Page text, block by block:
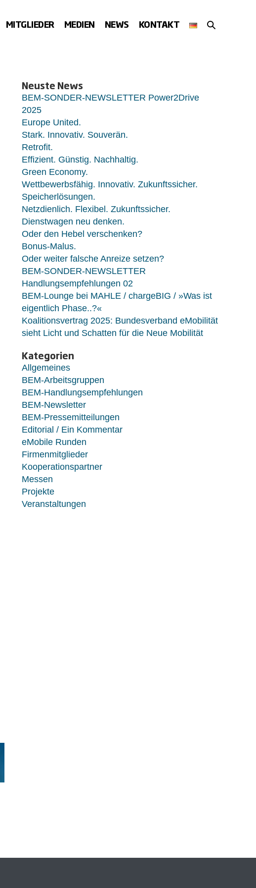
MITGLIEDER MEDIEN NEWS KONTAKT
SUCHE-
Neuste News
BEM-SONDER-NEWSLETTER Power2Drive
2025
Europe United.
Stark. Innovativ. Souverän.
Retrofit.
Effizient. Günstig. Nachhaltig.
Green Economy.
Wettbewerbsfähig. Innovativ. Zukunftssicher.
Speicherlösungen.
Netzdienlich. Flexibel. Zukunftssicher.
Dienstwagen neu denken.
Oder den Hebel verschenken?
Bonus-Malus.
Oder weiter falsche Anreize setzen?
BEM-SONDER-NEWSLETTER
Handlungsempfehlungen 02
BEM-Lounge bei MAHLE / chargeBIG / »Was ist
eigentlich Phase..?«
Koalitionsvertrag 2025: Bundesverband eMobilität
sieht Licht und Schatten für die Neue Mobilität
Kategorien
Allgemeines
BEM-Arbeitsgruppen
BEM-Handlungsempfehlungen
BEM-Newsletter
BEM-Pressemitteilungen
Editorial / Ein Kommentar
eMobile Runden
Firmenmitglieder
Kooperationspartner
Messen
Projekte
Veranstaltungen